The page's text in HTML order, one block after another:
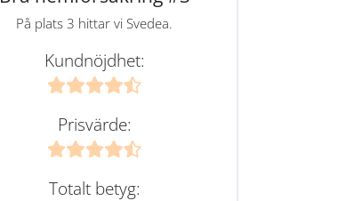
På plats 3 hittar vi Svedea.
Kundnöjdhet:
Prisvärde:
Totalt betyg: